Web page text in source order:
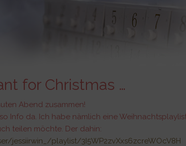
for Christmas …
Abend zusammen!
Info da. Ich habe nämlich eine
teilen möchte. Der dahin:
jessiirwin_/playlist/3I5WP2zvXxs6zcreWOcV8H